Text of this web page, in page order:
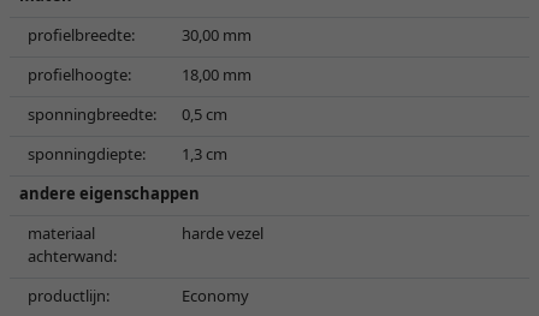
profielbreedte:
30,00 mm
profielhoogte:
18,00 mm
sponningbreedte:
0,5 cm
sponningdiepte:
1,3 cm
andere eigenschappen
materiaal
achterwand:
harde vezel
productlijn:
Economy